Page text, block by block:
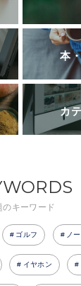
本
カ
のキーワード
ゴルフ ノ
イヤホン